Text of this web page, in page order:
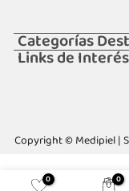
Categorías
Links de Interés
Copyright © Medipiel |
0 0